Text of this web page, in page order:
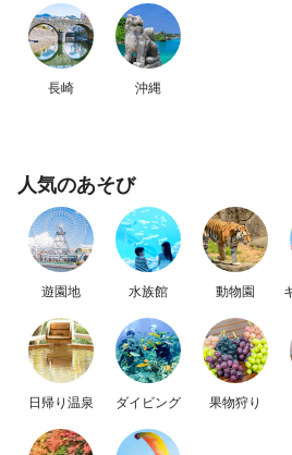
長崎 沖縄
人気のあそび
遊園地 水族館 動物園
日帰り温泉 ダイビング 果物狩り